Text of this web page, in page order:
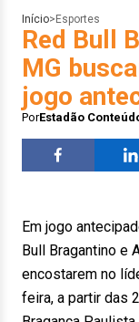
Início> Esportes
Red Bull
MG
jogo
PorEstadão
Em jogo
Bull Bragantino e
encostarem no
feira, a partir das